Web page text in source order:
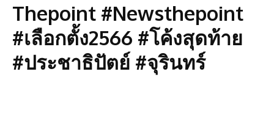
Thepoint #Newsthepoint
#เลือกตั้ง2566 #โค้งสุดท้าย
#ประชาธิปัตย์ #จุรินทร์